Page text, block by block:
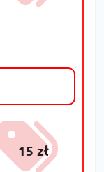
15 zł